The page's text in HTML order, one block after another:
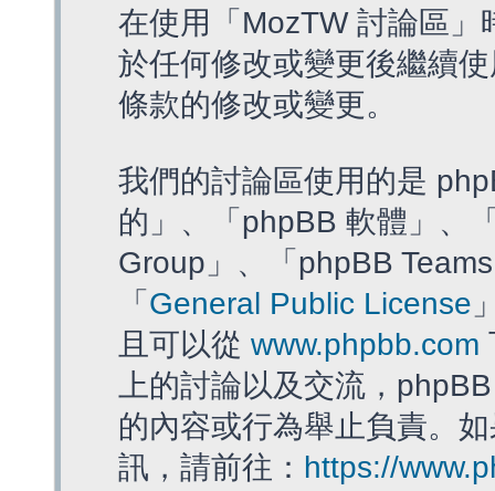
在使用「MozTW 討論區
於任何修改或變更後繼續
條款的修改或變更。
我們的討論區使用的是
的」、「phpBB 軟體」、
Group」、「phpBB
「 General Public License
且可以從 www.phpbb.com
上的討論以及交流，
的內容或行為舉止負責。
訊，請前往： https://